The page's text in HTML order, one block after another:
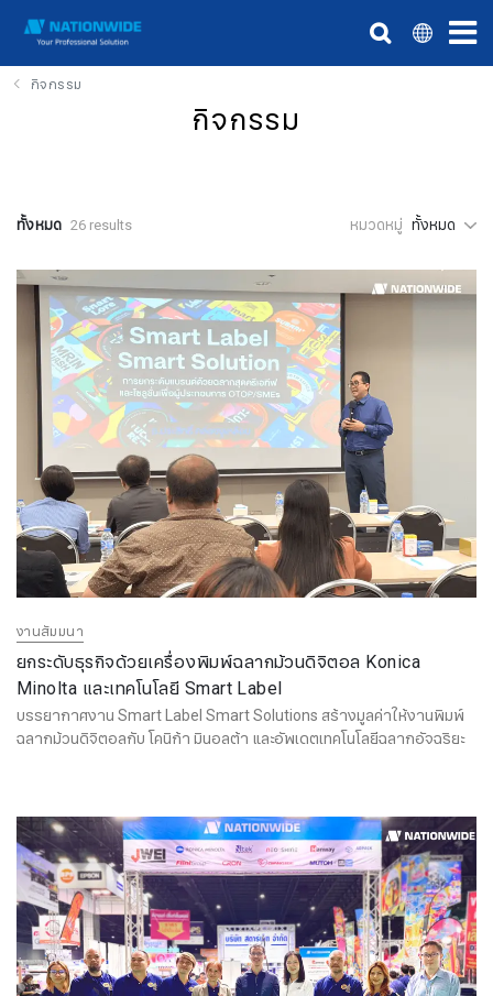
กิจกรรม
กิจกรรม
ทั้งหมด 26 results หมวดหมู่ ทั้งหมด
งานสัมมนา
ยกระดับธุรกิจด้วยเครื่องพิมพ์ฉลากม้วนดิจิตอล Konica
Minolta และเทคโนโลยี Smart Label
บรรยากาศงาน Smart Label Smart Solutions สร้างมูลค่าให้งานพิมพ์
ฉลากม้วนดิจิตอลกับ โคนิก้า มินอลต้า และอัพเดตเทคโนโลยีฉลากอัจฉริยะ